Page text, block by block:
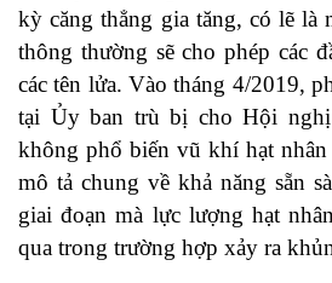
kỳ căng thẳng gia tăng, có lẽ là
thông thường sẽ cho phép các
các tên lửa. Vào tháng 4/2019,
tại Ủy ban trù bị cho Hội
không phổ biến vũ khí hạt nhân
mô tả chung về khả năng sẵn
giai đoạn mà lực lượng hạt
qua trong trường hợp xảy ra